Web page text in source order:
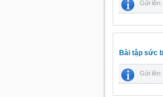
Gửi lên:
Bài tập sức
Gửi lên: